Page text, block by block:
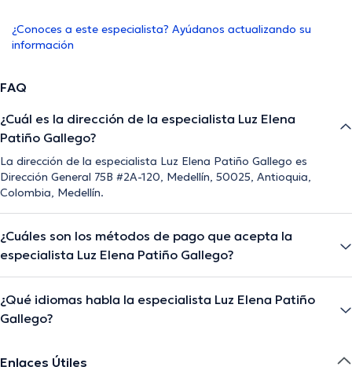
¿Conoces a este especialista? Ayúdanos actualizando su
información
FAQ
¿Cuál es la dirección de la especialista Luz Elena
Patiño Gallego?
La dirección de la especialista Luz Elena Patiño Gallego es
Dirección General 75B #2A-120, Medellín, 50025, Antioquia,
Colombia, Medellín.
¿Cuáles son los métodos de pago que acepta la
especialista Luz Elena Patiño Gallego?
¿Qué idiomas habla la especialista Luz Elena Patiño
Gallego?
Enlaces Útiles